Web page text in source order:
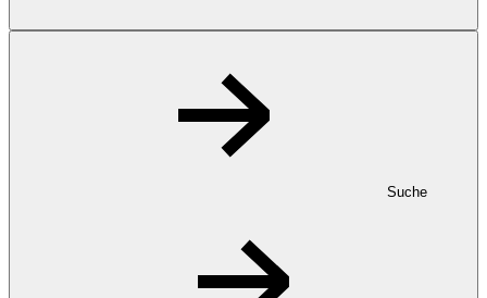
Suche